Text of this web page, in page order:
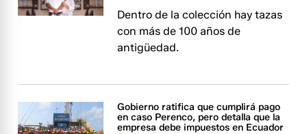
Dentro de la colección hay tazas
con más de 100 años de
antigüedad.
Gobierno ratifica que cumplirá pago
en caso Perenco, pero detalla que la
empresa debe impuestos en Ecuador